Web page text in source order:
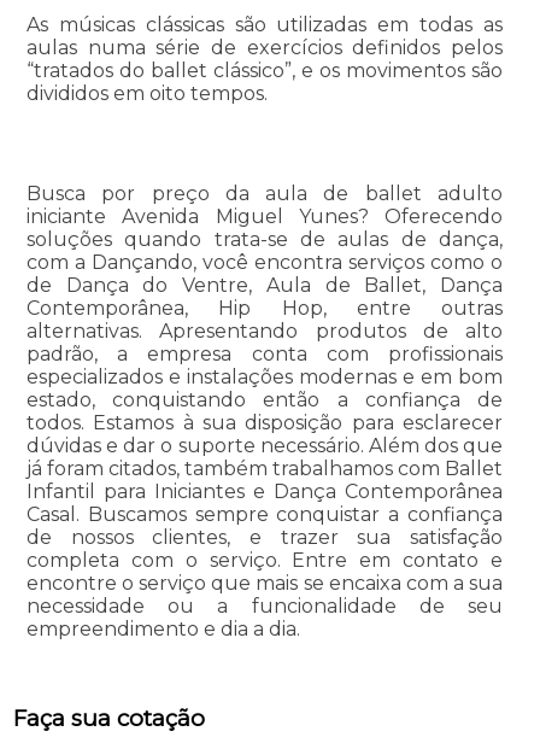
As músicas clássicas são utilizadas em todas as
aulas numa série de exercícios definidos pelos
“tratados do ballet clássico”, e os movimentos são
divididos em oito tempos.
Busca por preço da aula de ballet adulto
iniciante Avenida Miguel Yunes? Oferecendo
soluções quando trata-se de aulas de dança,
com a Dançando, você encontra serviços como o
de Dança do Ventre, Aula de Ballet, Dança
Contemporânea, Hip Hop, entre outras
alternativas. Apresentando produtos de alto
padrão, a empresa conta com profissionais
especializados e instalações modernas e em bom
estado, conquistando então a confiança de
todos. Estamos à sua disposição para esclarecer
dúvidas e dar o suporte necessário. Além dos que
já foram citados, também trabalhamos com Ballet
Infantil para Iniciantes e Dança Contemporânea
Casal. Buscamos sempre conquistar a confiança
de nossos clientes, e trazer sua satisfação
completa com o serviço. Entre em contato e
encontre o serviço que mais se encaixa com a sua
necessidade ou a funcionalidade de seu
empreendimento e dia a dia.
Faça sua cotação